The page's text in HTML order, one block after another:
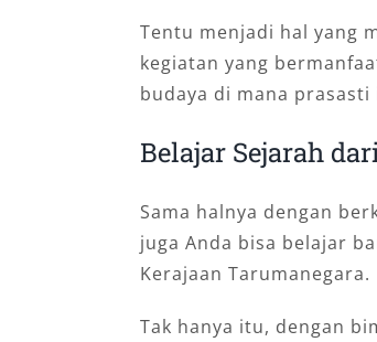
Tentu menjadi hal yang
kegiatan yang
budaya di mana
Belajar Sejarah
Sama halnya dengan
juga Anda bisa belajar
Kerajaan Tarumanegara.
Tak hanya itu, dengan